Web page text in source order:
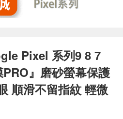
Pixel 系列9 8 7
』磨砂螢幕保護
順滑不留指紋 輕微